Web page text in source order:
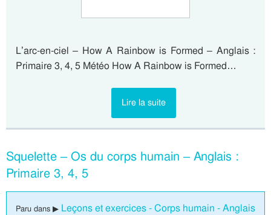
L’arc-en-ciel – How A Rainbow is Formed – Anglais :
Primaire 3, 4, 5 Météo How A Rainbow is Formed…
Lire la suite
Squelette – Os du corps humain – Anglais :
Primaire 3, 4, 5
Paru dans ▶ Leçons et exercices - Corps humain - Anglais